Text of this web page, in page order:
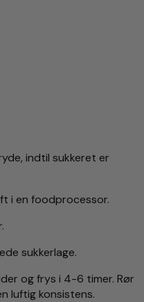
indtil sukkeret er
i en foodprocessor.
sukkerlage.
og frys i 4-6 timer. Rør
luftig konsistens.